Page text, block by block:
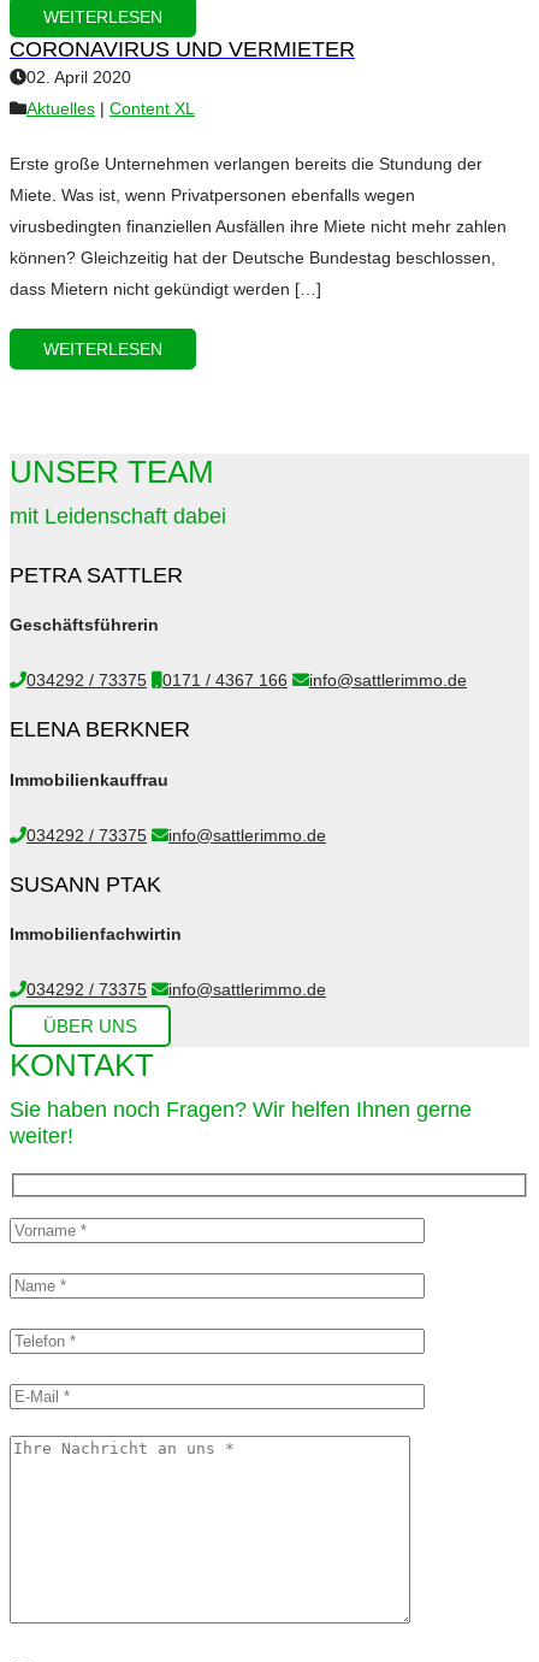
WEITERLESEN
CORONAVIRUS UND VERMIETER
02. April 2020
Aktuelles | Content XL
Erste große Unternehmen verlangen bereits die Stundung der
Miete. Was ist, wenn Privatpersonen ebenfalls wegen
virusbedingten finanziellen Ausfällen ihre Miete nicht mehr zahlen
können? Gleichzeitig hat der Deutsche Bundestag beschlossen,
dass Mietern nicht gekündigt werden […]
WEITERLESEN
UNSER TEAM
mit Leidenschaft dabei
PETRA SATTLER
Geschäftsführerin
034292 / 73375 0171 / 4367 166 info@sattlerimmo.de
ELENA BERKNER
Immobilienkauffrau
034292 / 73375 info@sattlerimmo.de
SUSANN PTAK
Immobilienfachwirtin
034292 / 73375 info@sattlerimmo.de
ÜBER UNS
KONTAKT
Sie haben noch Fragen? Wir helfen Ihnen gerne
weiter!​